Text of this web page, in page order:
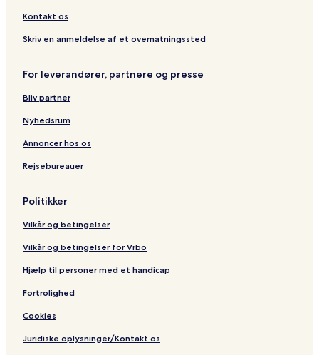
u
p
C
N
P
O
L
A
C
E
R
s
t
u
e
M
t
n
t
u
e
H
o
t
e
Kontakt os
Skriv en anmeldelse af et overnatningssted
For leverandører, partnere og presse
Bliv partner
Nyhedsrum
Annoncer hos os
Rejsebureauer
Politikker
Vilkår og betingelser
Vilkår og betingelser for Vrbo
Hjælp til personer med et handicap
Fortrolighed
Cookies
Juridiske oplysninger/Kontakt os